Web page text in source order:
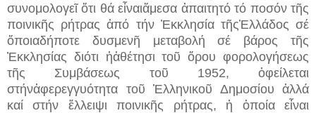
συνομολογεῖ ὅτι θά εἶναιἄμεσα ἀπαιτητό τό ποσόν τῆς
ποινικῆς ρήτρας ἀπό τήν Ἐκκλησία τῆςἙλλάδος σέ
ὅποιαδήποτε δυσμενῆ μεταβολή σέ βάρος τῆς
Ἐκκλησίας διότι ἡἀθέτησι τοῦ ὅρου φορολογήσεως
τῆς Συμβάσεως τοῦ 1952, ὀφείλεται
στήνἀφερεγγυότητα τοῦ Ἑλληνικοῦ Δημοσίου ἀλλά
καί στήν ἔλλειψι ποινικῆς ρήτρας, ἡ ὁποία εἶναι